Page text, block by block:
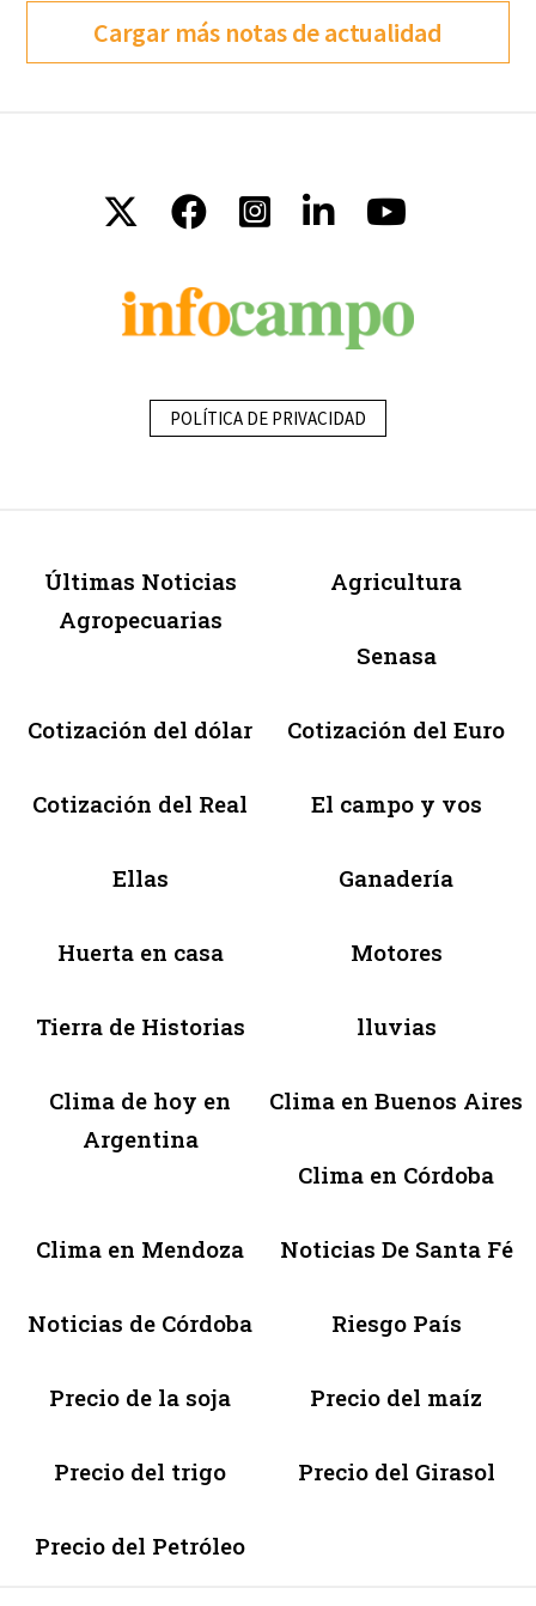
Cargar más notas de actualidad
POLÍTICA DE PRIVACIDAD
Últimas Noticias
Agropecuarias
Agricultura
Senasa
Cotización del dólar Cotización del Euro
Cotización del Real El campo y vos
Ellas Ganadería
Huerta en casa Motores
Tierra de Historias lluvias
Clima de hoy en
Argentina
Clima en Buenos Aires
Clima en Córdoba
Clima en Mendoza Noticias De Santa Fé
Noticias de Córdoba Riesgo País
Precio de la soja Precio del maíz
Precio del trigo Precio del Girasol
Precio del Petróleo